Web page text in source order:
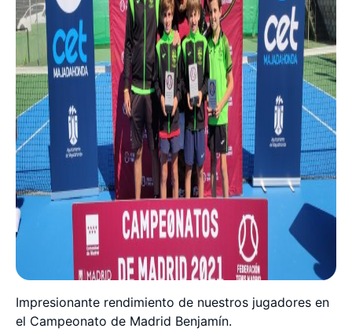
Impresionante rendimiento de nuestros jugadores en
el Campeonato de Madrid Benjamín.